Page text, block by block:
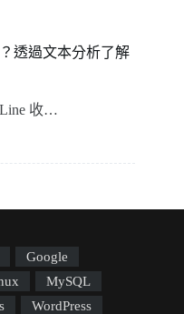
透過文本分析了解
收…
Google
MySQL
WordPress